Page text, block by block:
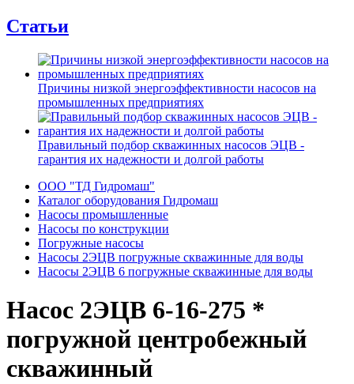
Статьи
Причины низкой энергоэффективности насосов на
промышленных предприятиях
Правильный подбор скважинных насосов ЭЦВ -
гарантия их надежности и долгой работы
ООО "ТД Гидромаш"
Каталог оборудования Гидромаш
Насосы промышленные
Насосы по конструкции
Погружные насосы
Насосы 2ЭЦВ погружные скважинные для воды
Насосы 2ЭЦВ 6 погружные скважинные для воды
Насос 2ЭЦВ 6-16-275 *
погружной центробежный
скважинный